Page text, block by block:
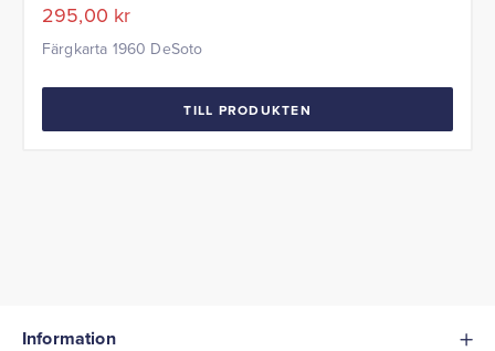
295,00 kr
Färgkarta 1960 DeSoto
TILL PRODUKTEN
Information